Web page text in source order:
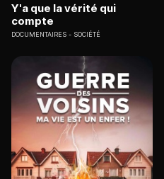
Y'a que la vérité qui
compte
DOCUMENTAIRES SOCIÉTÉ